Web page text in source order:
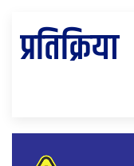
प्रतिक्रिया